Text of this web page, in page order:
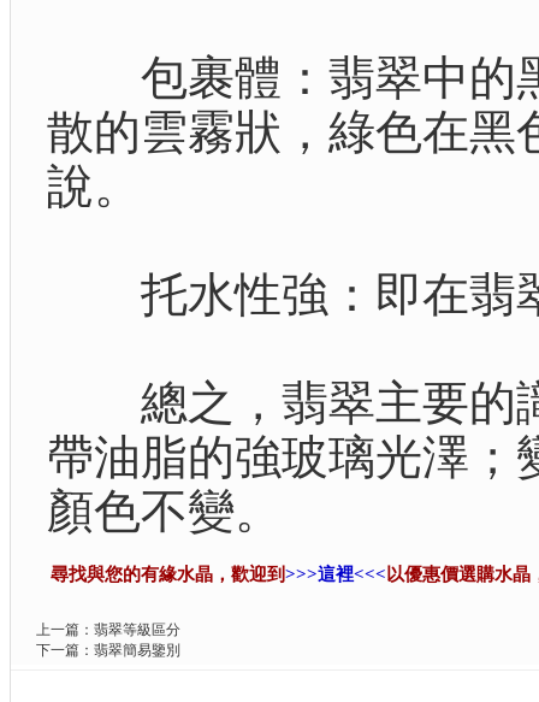
包裹體：翡翠中的黑
散的雲霧狀，綠色在黑
說。
托水性強：即在翡
總之，翡翠主要的識
帶油脂的強玻璃光澤；
顏色不變。
尋找與您的有緣水晶，歡迎到>>>這裡<<< 以優惠價選購水
上一篇： 翡翠等級區分
下一篇： 翡翠簡易鑒別